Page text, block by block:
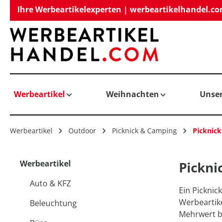
Zur Hauptnavigation springen
Ihre Werbeartikelexperten |
Werbeartikel Weihnachten
Werbeartikel Outdoor Picknick & Camping
Ein
Mehrwert
Werbeartikel
Auto & KFZ
Beleuchtung